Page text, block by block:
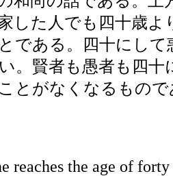
した人でも四十歳
である。四十にし
。賢者も愚者も四
とがなくなるもので
reaches the age of